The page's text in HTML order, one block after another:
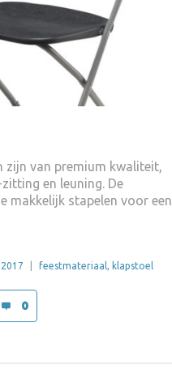
zijn van premium kwaliteit,
en leuning. De
makkelijk stapelen voor een
feestmateriaal, klapstoel
0